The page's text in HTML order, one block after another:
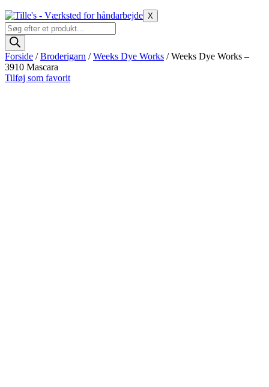
X
Products
search
Forside /Broderigarn /Weeks Dye Works / Weeks Dye Works –
3910 Mascara
Tilføj som favorit